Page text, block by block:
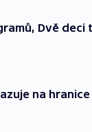
Dvě deci
na hranice